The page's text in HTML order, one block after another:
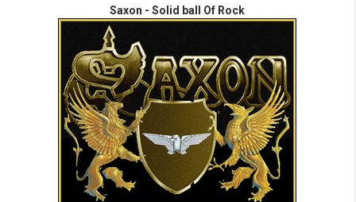
Saxon - Solid ball Of Rock